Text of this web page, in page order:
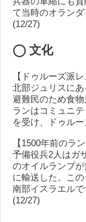
て当時のオランダ
(12/27)
◯ 文化
【ドゥルーズ派
北部ジュリスに
避難民のため食
ランはコミュニ
を受け、ドゥル
【1500年前のラ
予備役兵2人はガ
のオイルランプ
に輸送した。こ
南部イスラエルで
(12/27)